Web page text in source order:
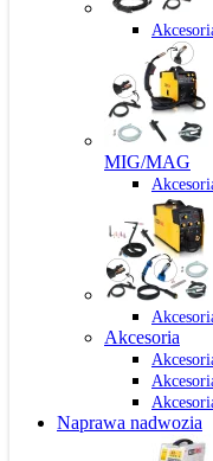
MIG/MAG
Akcesoria
Naprawa nadwozia